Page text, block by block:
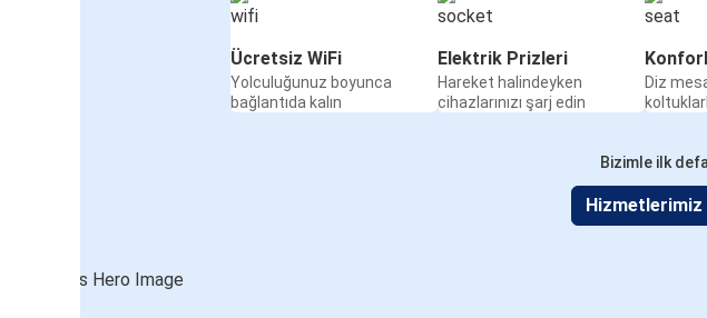
Ücretsiz WiFi
Yolculuğunuz boyunca
bağlantıda kalın
Elektrik Prizleri
Hareket halindeyken
cihazlarınızı şarj edin
Diz
Bizimle ilk
Hizmetlerimiz